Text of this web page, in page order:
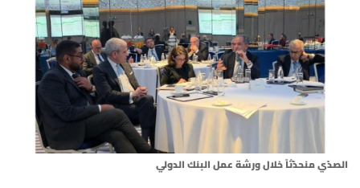
محليات
أسرار
متفرقات
نداء القرّاء
الصدّي منحدّثاً خلال ورشة عمل البنك الدولي